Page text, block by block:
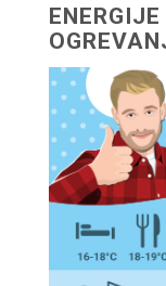
ENERGIJE